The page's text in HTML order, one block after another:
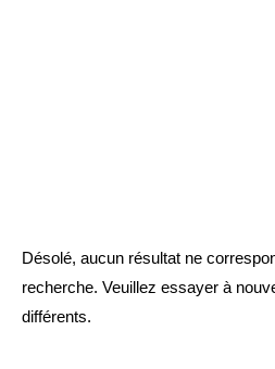
Désolé, aucun résultat ne
recherche. Veuillez essayer à
différents.